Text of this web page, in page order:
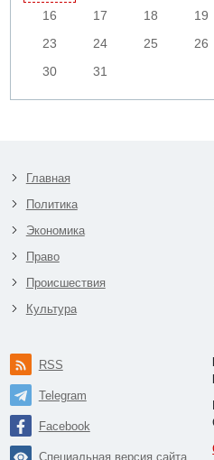
16
17 18 19
23
24 25 26
30
31
Главная
Политика
Экономика
Право
Происшествия
Культура
RSS
Telegram
Facebook
Специальная версия сайта